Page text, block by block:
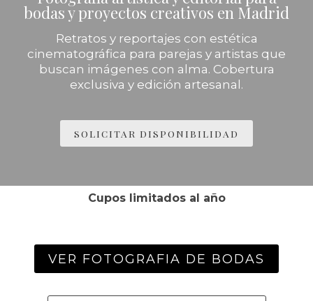
bodas y proyectos creativos en Madrid
Retratos y reportajes con estética
cinematográfica para parejas y artistas que
buscan imágenes con alma. Cobertura
exclusiva y edición artesanal.
SOLICITAR DISPONIBILIDAD
Cupos limitados al año
VER FOTOGRAFIA DE BODAS